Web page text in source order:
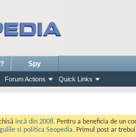
Forum Actions Quick Links
Spy
incă din 2008. Pentru a beneficia de un
si politica Seopedia. Primul post ar